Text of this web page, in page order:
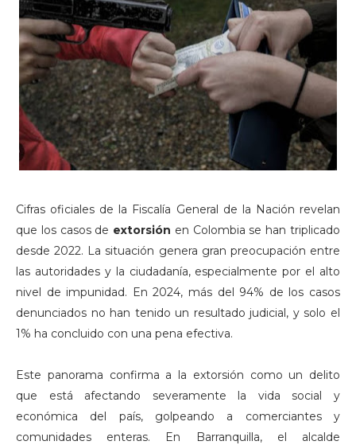
Cifras oficiales de la Fiscalía General de la Nación revelan
que los casos de extorsión en Colombia se han triplicado
desde 2022. La situación genera gran preocupación entre
las autoridades y la ciudadanía, especialmente por el alto
nivel de impunidad. En 2024, más del 94% de los casos
denunciados no han tenido un resultado judicial, y solo el
1% ha concluido con una pena efectiva.
Este panorama confirma a la extorsión como un delito
que está afectando severamente la vida social y
económica del país, golpeando a comerciantes y
comunidades enteras. En Barranquilla, el alcalde